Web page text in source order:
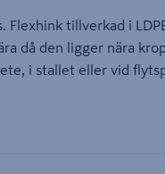
Flexhink tillverkad i
då den ligger nära
i stallet eller vid